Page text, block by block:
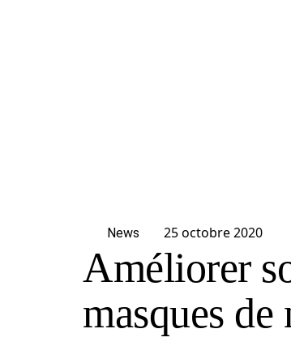
News 25 octobre 2020
Améliorer
masques de